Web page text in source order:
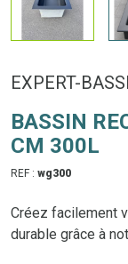
EXPERT-
BASSIN
CM 300L
REF : wg300
Créez facilement
durable grâce à